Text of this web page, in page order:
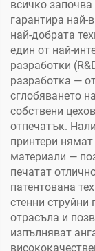
всичко
гарантира най-
най-добрата
един от най-
разработки
разработка —
сглобяването
собствени
отпечатък.
принтери
материали —
печатат
патентована
стенни струйни
отрасъла и
изпълняват